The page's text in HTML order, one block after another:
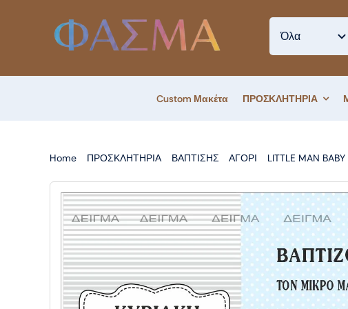
Custom Μακέτα ΠΡΟΣΚΛΗΤΗΡΙΑ
Home ΠΡΟΣΚΛΗΤΗΡΙΑ ΒΑΠΤΙΣΗΣ ΑΓΟΡΙ LITTLE MAN BABY